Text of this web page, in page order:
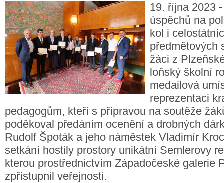
19. října 2023
úspěchů na
kol i
předmětových
žáci z
loňský školní
medailová
reprezentaci
pedagogům, kteří s přípravou na soutěže
poděkoval předáním ocenění a drobných
Rudolf Špoták a jeho náměstek Vladimír
setkání hostily prostory unikátní Semlerovy
kterou prostřednictvím Západočeské galerie
zpřístupnil veřejnosti.